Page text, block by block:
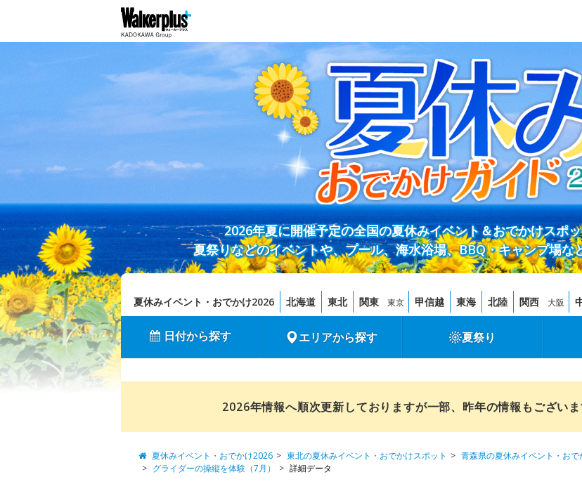
2026年夏に開催予定の全国の夏休みイベント＆おでかけスポ
夏祭りなどのイベントや、プール、海水浴場、BBQ・キャンプ場な
夏休みイベント・おでかけ2026 北海道 東北 関東 東京 甲信越 東海 北陸 関西 大阪
日付から探す エリアから探す 夏祭り
2026年情報へ順次更新しておりますが一部、昨年の情報もございま
夏休みイベント・おでかけ2026 東北の夏休みイベント・おでかけスポット 青森県の夏休みイベント・おで
グライダーの操縦を体験（7月）
詳細データ